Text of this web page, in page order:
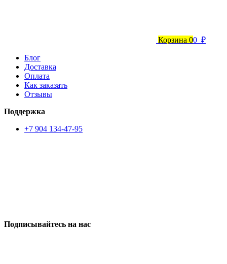
Корзина 00 ₽
Блог
Доставка
Оплата
Как заказать
Отзывы
Поддержка
+7 904 134-47-95
Подписывайтесь на нас